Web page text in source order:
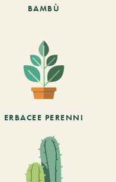
BAMBÙ
ERBACEE PERENNI